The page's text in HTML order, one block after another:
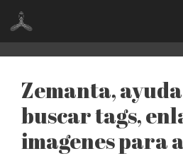
Saltar
contenido
Zemanta,
buscar tags,
imagenes para